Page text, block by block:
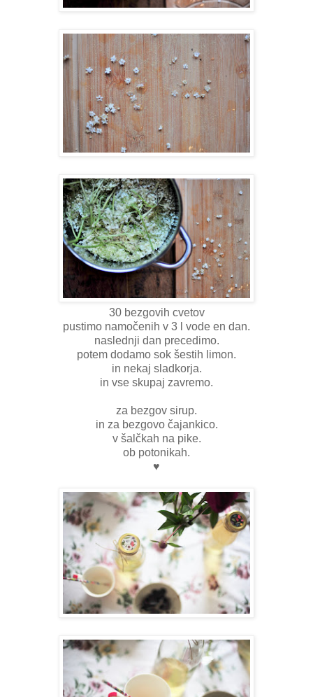
30 bezgovih cvetov
pustimo namočenih v 3 l vode en dan.
naslednji dan precedimo.
potem dodamo sok šestih limon.
in nekaj sladkorja.
in vse skupaj zavremo.
za bezgov sirup.
in za bezgovo čajankico.
v šalčkah na pike.
ob potonikah.
♥